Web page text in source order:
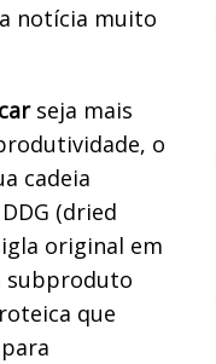
notícia muito
seja mais
o
cadeia
(dried
original em
subproduto
que